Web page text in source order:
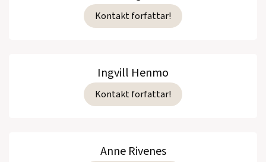
Kontakt forfattar!
Ingvill Henmo
Kontakt forfattar!
Anne Rivenes